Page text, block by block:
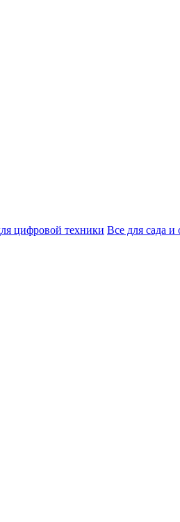
цифровой техники Все для сада и